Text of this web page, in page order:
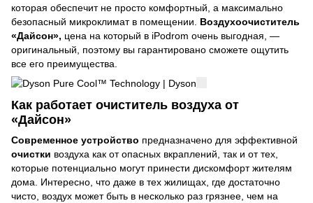
которая обеспечит не просто комфортный, а максимально
безопасный микроклимат в помещении.
Воздухоочиститель
«Дайсон», цена на который в iPodrom очень выгодная, —
оригинальный, поэтому вы гарантировано сможете ощутить
все его преимущества.
Как работает очиститель воздуха от
«Дайсон»
Современное устройство предназначено для эффективной
очистки воздуха как от опасных вкраплений, так и от тех,
которые потенциально могут принести дискомфорт жителям
дома. Интересно, что даже в тех жилищах, где достаточно
чисто, воздух может быть в несколько раз грязнее, чем на